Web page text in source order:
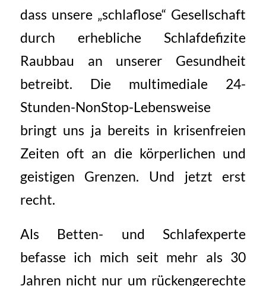
dass unsere „schlaflose“ Gesellschaft
durch erhebliche Schlafdefizite
Raubbau an unserer Gesundheit
betreibt. Die multimediale 24-
Stunden-NonStop-Lebensweise
bringt uns ja bereits in krisenfreien
Zeiten oft an die körperlichen und
geistigen Grenzen. Und jetzt erst
recht.
Als Betten- und Schlafexperte
befasse ich mich seit mehr als 30
Jahren nicht nur um rückengerechte